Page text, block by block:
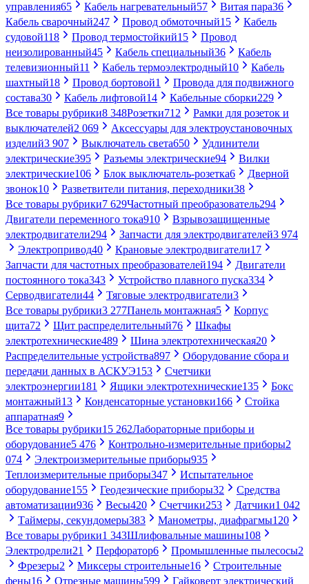
управления65 Кабель нагревательный57 Витая пара36
Кабель сварочный247 Провод обмоточный15
Кабель
судовой118 Провод термостойкий15
Провод
неизолированный45 Кабель специальный36
Кабель
телевизионный11 Кабель термоэлектродный10
Кабель
шахтный18 Провод бортовой1
Провода для подвижного
состава30 Кабель лифтовой14 Кабельные сборки229
Все товары рубрики8 348Розетки712
Рамки для розеток и
выключателей2 069
Аксессуары для электроустановочных
изделий3 907 Выключатель света650
Удлинители
электрические395 Разъемы электрические94
Вилки
электрические106 Блок выключатель-розетка6
Дверной
звонок10 Разветвители питания, переходники38
Все товары рубрики7 629Частотный преобразователь294
Двигатели переменного тока910
Взрывозащищенные
электродвигатели294 Запчасти для электродвигателей3 974
Электропривод40 Крановые электродвигатели17
Запчасти для частотных преобразователей194
Двигатели
постоянного тока343 Устройство плавного пуска334
Серводвигатели44 Тяговые электродвигатели3
Все товары рубрики3 277Панель монтажная5
Корпус
щита72 Щит распределительный76
Шкафы
электротехнические489 Шина электротехническая20
Распределительные устройства897
Оборудование сбора и
передачи данных в АСКУЭ153
Счетчики
электроэнергии181 Ящики электротехнические135
Бокс
монтажный13 Конденсаторные установки166
Стойка
аппаратная9
Все товары рубрики15 262Лабораторные приборы и
оборудование5 476 Контрольно-измерительные приборы2
074
Электроизмерительные приборы935
Теплоизмерительные приборы347
Испытательное
оборудование155 Геодезические приборы32
Средства
автоматизации936 Весы420 Счетчики253 Датчики1 042
Таймеры, секундомеры383 Манометры, диафрагмы120
Все товары рубрики1 343Шлифовальные машины108
Электродрели21 Перфоратор6 Промышленные пылесосы2
Фрезеры2 Миксеры строительные16
Строительные
фены16 Отрезные машины599
Гайковерт электрический